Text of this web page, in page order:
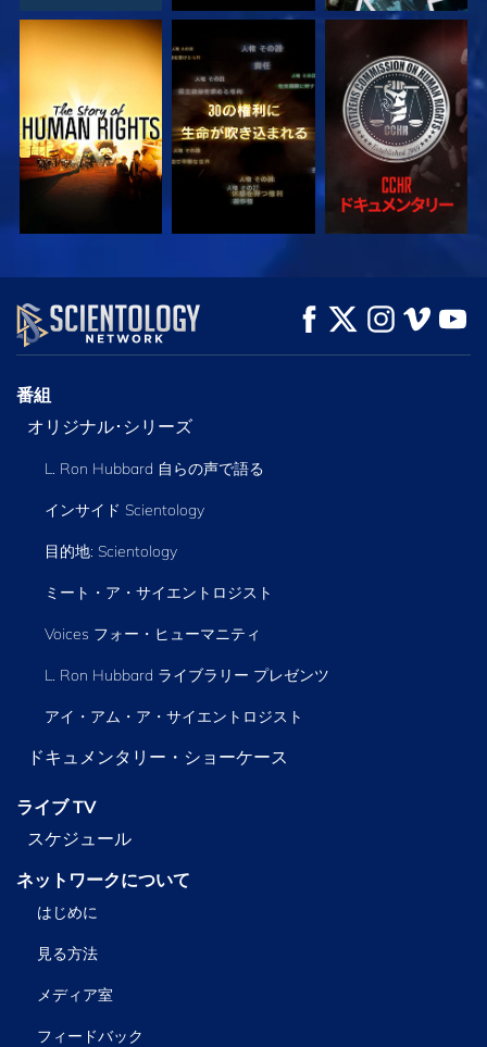
観る 観る 観る
観る シリーズを探求
番組
オリジナル･シリーズ
L. Ron Hubbard 自らの声で語る
インサイド Scientology
目的地: Scientology
ミート・ア・サイエントロジスト
Voices フォー・ヒューマニティ
L. Ron Hubbard ライブラリー プレゼンツ
アイ・アム・ア・サイエントロジスト
ドキュメンタリー・ショーケース
ライブ TV
スケジュール
ネットワークについて
はじめに
見る方法
メディア室
フィードバック